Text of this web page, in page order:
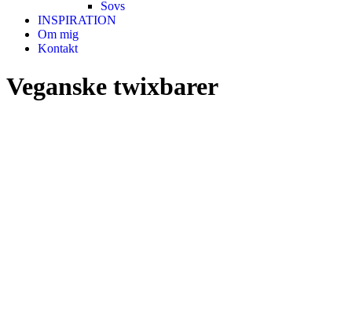
Sovs
INSPIRATION
Om mig
Kontakt
Veganske twixbarer